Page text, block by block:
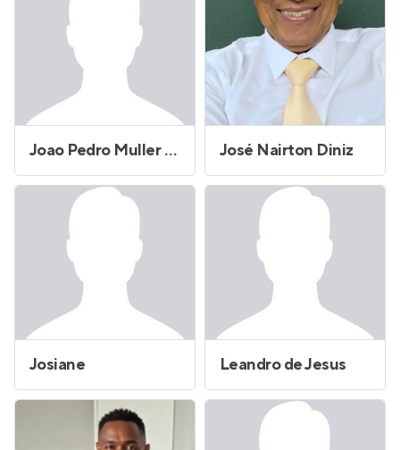
Joao Pedro Muller Campos José Nairton Diniz
Josiane Leandro de Jesus